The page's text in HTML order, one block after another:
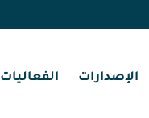
الإصدارات الفعاليات